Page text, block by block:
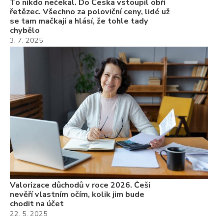
To nikdo nečekal. Do Česka vstoupil obří
řetězec. Všechno za poloviční ceny, lidé už
se tam mačkají a hlásí, že tohle tady
chybělo
3. 7. 2025
Valorizace důchodů v roce 2026. Češi
nevěří vlastním očím, kolik jim bude
chodit na účet
22. 5. 2025